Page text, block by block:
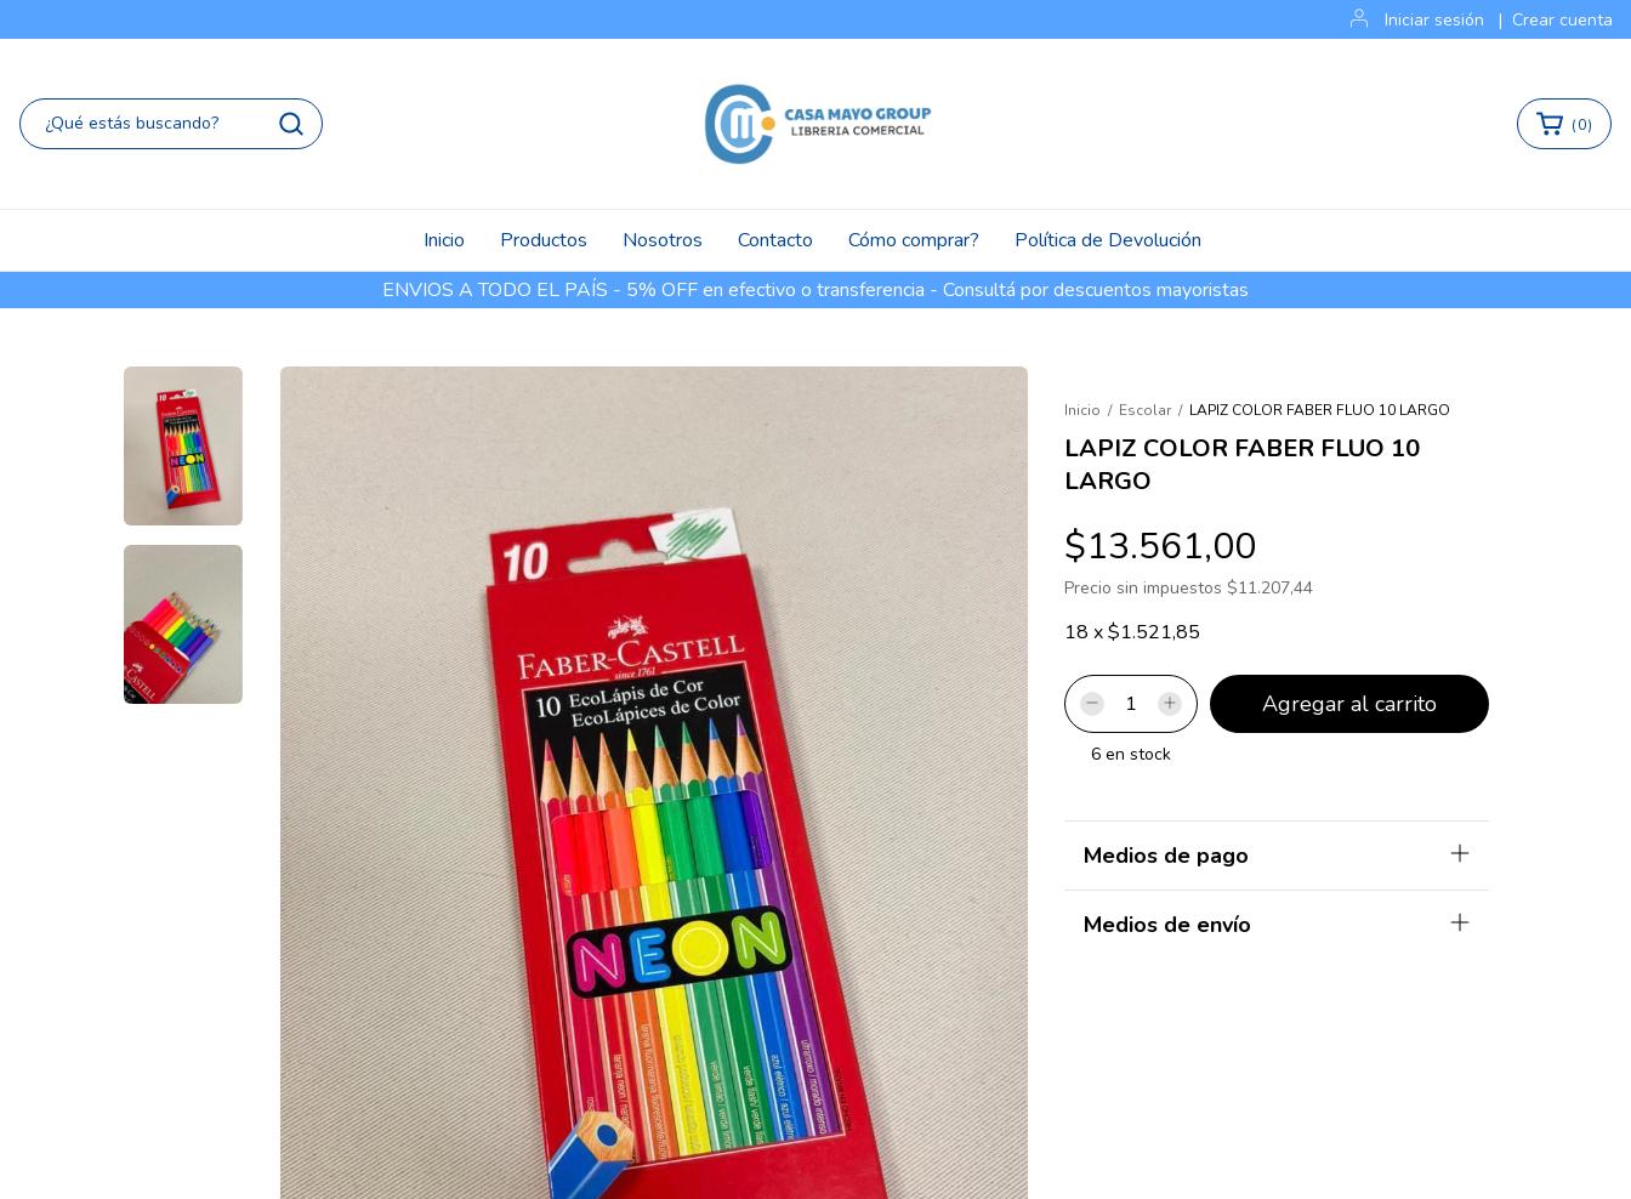
Iniciar sesión | Crear cuenta
ENVIOS A TODO EL PAÍS - 5% OFF en efectivo o transferencia - Consultá por descuentos mayoristas
(0)
Inicio Productos Nosotros Contacto Cómo comprar? Política de Devolución
Inicio / Escolar / LAPIZ COLOR FABER FLUO 10 LARGO
LAPIZ COLOR FABER FLUO 10
LARGO
$13.561,00
Precio sin impuestos $11.207,44
18 x$1.521,85
6 en stock
Medios de pago
Medios de envío